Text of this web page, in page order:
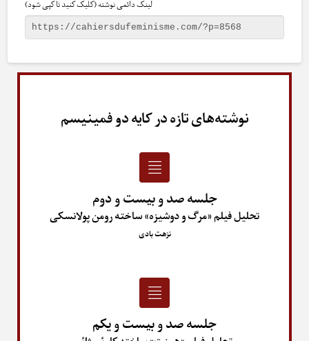
لینک دائمی نوشته (کلیک کنید تا کپی شود)
نوشته‌های تازه در کایه دو فمینیسم
جلسه صد و بیست و دوم
تحلیل فیلم «مرگ و دوشیزه» ساخته رومن پولانسکی
نزهت بادی
جلسه صد و بیست و یکم